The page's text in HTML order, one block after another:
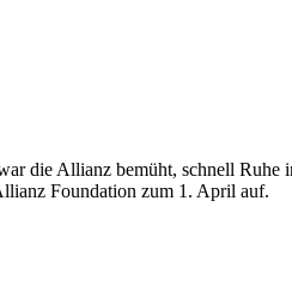
die Allianz bemüht, schnell Ruhe
Foundation zum 1. April auf.